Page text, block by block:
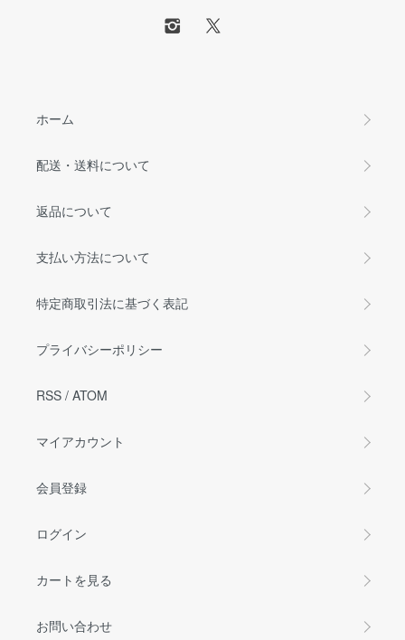
ホーム
配送・送料について
返品について
支払い方法について
特定商取引法に基づく表記
プライバシーポリシー
RSS / ATOM
マイアカウント
会員登録
ログイン
カートを見る
お問い合わせ